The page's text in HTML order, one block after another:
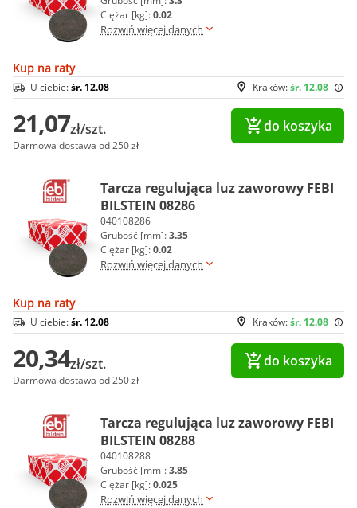
Ciężar [kg]:0.02
Rozwiń więcej danych
Kup na raty
Kraków:śr. 12.08
U ciebie:śr. 12.08
21,07zł/szt.
Darmowa dostawa od 250 zł
do koszyka
Tarcza regulująca luz zaworowy FEBI
BILSTEIN 08286
040108286
Grubość [mm]:3.35
Ciężar [kg]:0.02
Rozwiń więcej danych
Kup na raty
Kraków:śr. 12.08
U ciebie:śr. 12.08
20,34zł/szt.
Darmowa dostawa od 250 zł
do koszyka
Tarcza regulująca luz zaworowy FEBI
BILSTEIN 08288
040108288
Grubość [mm]:3.85
Ciężar [kg]:0.025
Rozwiń więcej danych